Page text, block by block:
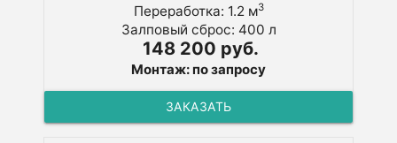
Переработка: 1.2 м3
Залповый сброс: 400 л
148 200 руб.
Монтаж: по запросу
ЗАКАЗАТЬ